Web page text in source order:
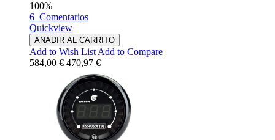
100%
6 Comentarios
Quickview
ANADIR AL CARRITO
Add to Wish List Add to Compare
584,00 € 470,97 €